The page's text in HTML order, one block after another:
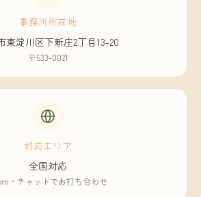
事務所所在地
東淀川区下新庄2丁目13-20
〒533-0021
対応エリア
全国対応
・チャットでお打ち合わせ